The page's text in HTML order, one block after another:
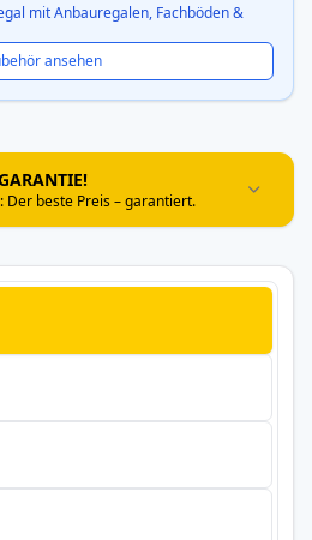
mit Anbauregalen, Fachböden &
ansehen
Der beste Preis – garantiert.